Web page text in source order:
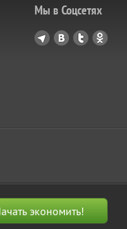
Мы в Соцсетях